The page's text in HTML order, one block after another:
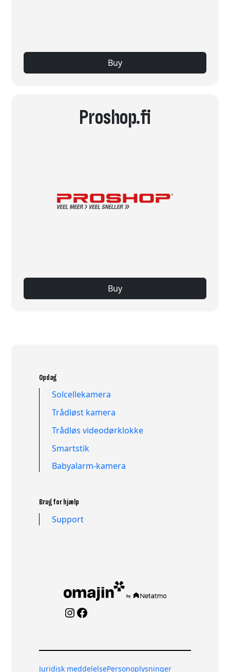
Buy
Proshop.fi
Buy
Opdag
Solcellekamera
Trådløst kamera
Trådløs videodørklokke
Smartstik
Babyalarm-kamera
Brug for hjælp
Support
Instagram
Facebook
Juridisk meddelelsePersonoplysninger